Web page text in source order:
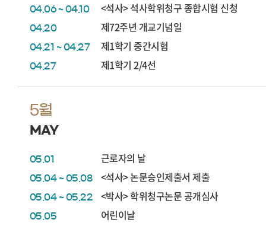
04.06 ~ 04.10 <석사> 석사학위청구 종합시험 신청
04.20 제72주년 개교기념일
04.21 ~ 04.27 제1학기 중간시험
04.27 제1학기 2/4선
5월
MAY
05.01 근로자의 날
05.04 ~ 05.08 <석사> 논문승인제출서 제출
05.04 ~ 05.22 <박사> 학위청구논문 공개심사
05.05 어린이날